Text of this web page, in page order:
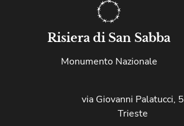
Risiera di San Sabba
Monumento Nazionale
via Giovanni Palatucci, 5
Trieste